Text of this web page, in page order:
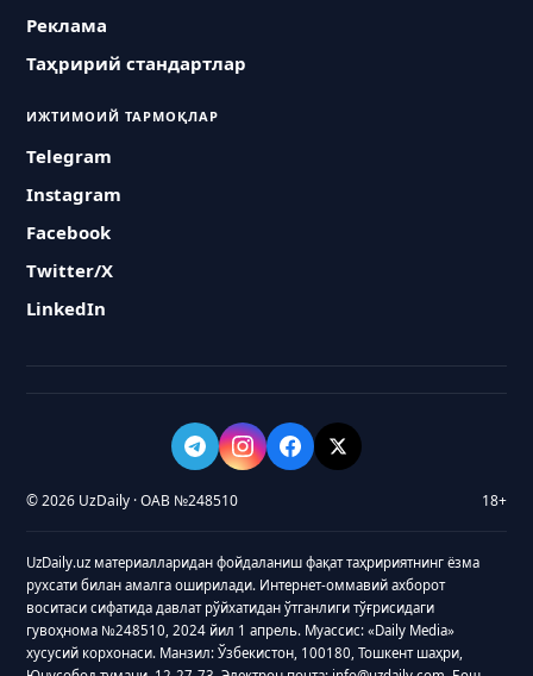
Реклама
Таҳририй стандартлар
ИЖТИМОИЙ ТАРМОҚЛАР
Telegram
Instagram
Facebook
Twitter/X
LinkedIn
© 2026 UzDaily · ОАВ №248510 18+
UzDaily.uz материалларидан фойдаланиш фақат таҳририятнинг ёзма
рухсати билан амалга оширилади. Интернет-оммавий ахборот
воситаси сифатида давлат рўйхатидан ўтганлиги тўғрисидаги
гувоҳнома №248510, 2024 йил 1 апрель. Муассис: «Daily Media»
хусусий корхонаси. Манзил: Ўзбекистон, 100180, Тошкент шаҳри,